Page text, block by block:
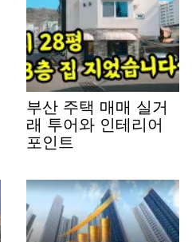
부산 주택 매매 실거
래 투어와 인테리어
포인트